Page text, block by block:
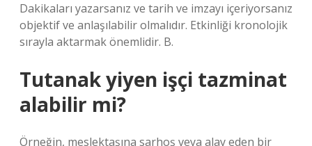
Dakikaları yazarsanız ve tarih ve imzayı içeriyorsanız
objektif ve anlaşılabilir olmalıdır. Etkinliği kronolojik
sırayla aktarmak önemlidir. B.
Tutanak yiyen işçi tazminat
alabilir mi?
Örneğin, meslektaşına sarhoş veya alay eden bir